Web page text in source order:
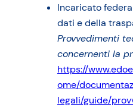
Incaricato
dati e della
Provvedimenti
concernenti la
https://
ome/
legali/guide/